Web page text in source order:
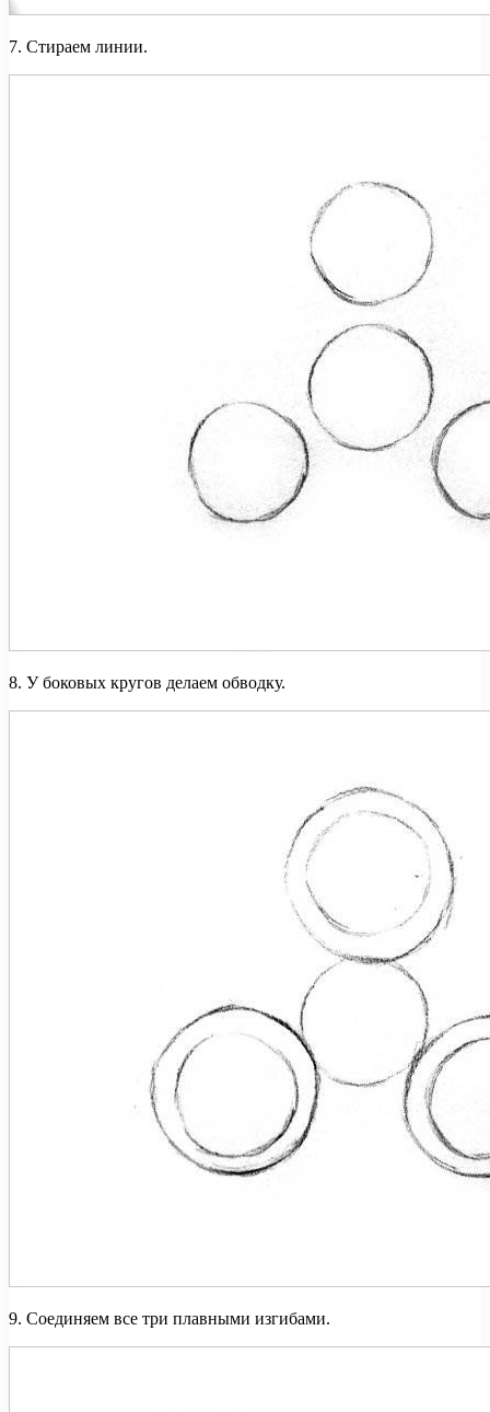
7. Стираем линии.
8. У боковых кругов делаем обводку.
9. Соединяем все три плавными изгибами.